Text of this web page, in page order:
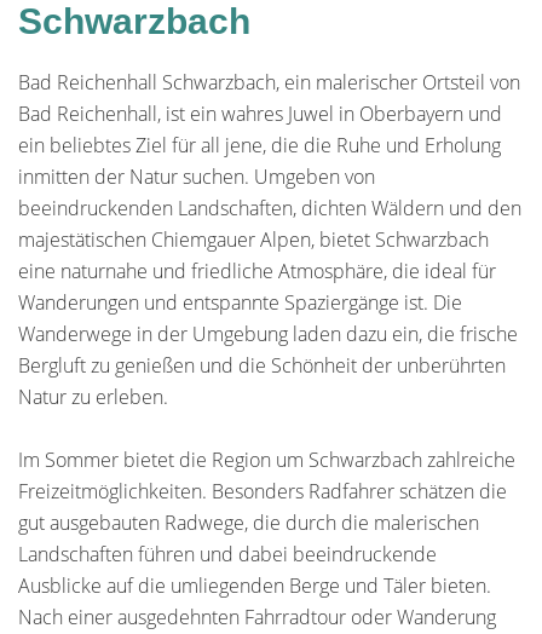
Schwarzbach
Bad Reichenhall Schwarzbach, ein malerischer Ortsteil von
Bad Reichenhall, ist ein wahres Juwel in Oberbayern und
ein beliebtes Ziel für all jene, die die Ruhe und Erholung
inmitten der Natur suchen. Umgeben von
beeindruckenden Landschaften, dichten Wäldern und den
majestätischen Chiemgauer Alpen, bietet Schwarzbach
eine naturnahe und friedliche Atmosphäre, die ideal für
Wanderungen und entspannte Spaziergänge ist. Die
Wanderwege in der Umgebung laden dazu ein, die frische
Bergluft zu genießen und die Schönheit der unberührten
Natur zu erleben.
Im Sommer bietet die Region um Schwarzbach zahlreiche
Freizeitmöglichkeiten. Besonders Radfahrer schätzen die
gut ausgebauten Radwege, die durch die malerischen
Landschaften führen und dabei beeindruckende
Ausblicke auf die umliegenden Berge und Täler bieten.
Nach einer ausgedehnten Fahrradtour oder Wanderung